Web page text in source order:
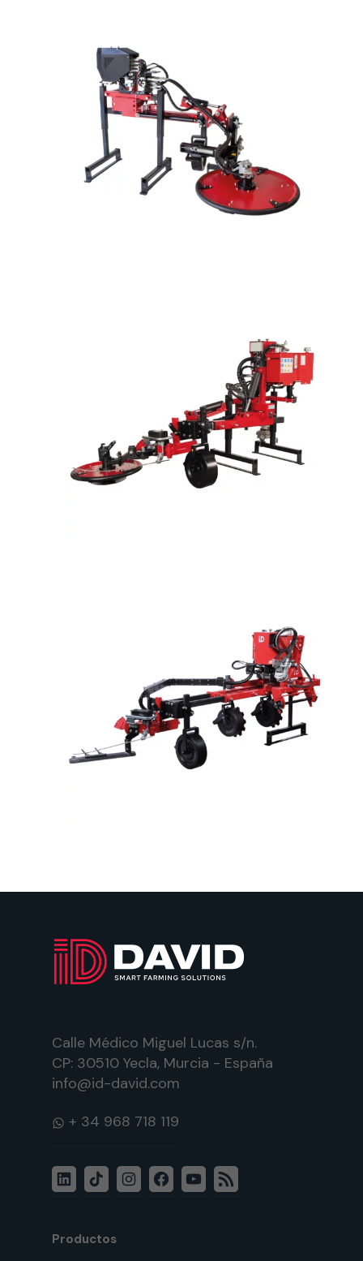
Calle Médico Miguel Lucas s/n.
CP: 30510 Yecla, Murcia - España
info@id-david.com
WhatsApp
LinkedInTikTokInstagram
FacebookYouTube
Feed
RSS
Productos